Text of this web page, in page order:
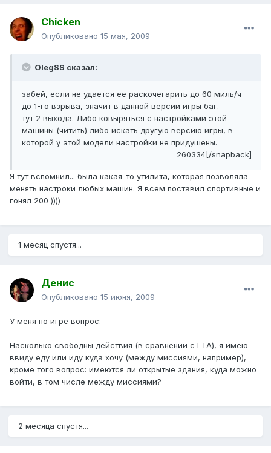
Chicken
Опубликовано 15 мая, 2009
OlegSS сказал:
забей, если не удается ее раскочегарить до 60 миль/ч
до 1-го взрыва, значит в данной версии игры баг.
тут 2 выхода. Либо ковыряться с настройками этой
машины (читить) либо искать другую версию игры, в
которой у этой модели настройки не придушены.
260334[/snapback]
Я тут вспомнил... была какая-то утилита, которая позволяла
менять настроки любых машин. Я всем поставил спортивные и
гонял 200 ))))
1 месяц спустя...
Денис
Опубликовано 15 июня, 2009
У меня по игре вопрос:
Насколько свободны действия (в сравнении с ГТА), я имею
ввиду еду или иду куда хочу (между миссиями, например),
кроме того вопрос: имеются ли открытые здания, куда можно
войти, в том числе между миссиями?
2 месяца спустя...